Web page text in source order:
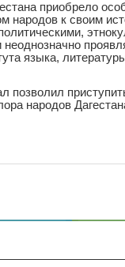
приобрело
народов к своим
языка,
народов